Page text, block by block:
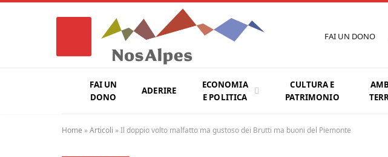
FAI UN DONO
FAI UN
DONO
ADERIRE
ECONOMIA
E POLITICA
CULTURA E
PATRIMONIO
Home »Articoli »Il doppio volto malfatto ma gustoso dei Brutti ma buoni del Piemonte